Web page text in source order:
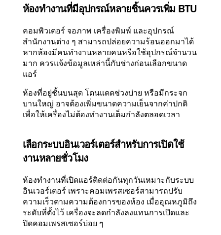
ห้องทำงานที่มีอุปกรณ์หลายชิ้นควรเพิ่ม BTU
คอมพิวเตอร์ จอภาพ เครื่องพิมพ์ และอุปกรณ์
สำนักงานต่าง ๆ สามารถปล่อยความร้อนออกมาได้
หากห้องมีคนทำงานหลายคนหรือใช้อุปกรณ์จำนวน
มาก ควรแจ้งข้อมูลเหล่านี้กับช่างก่อนเลือกขนาด
แอร์
ห้องที่อยู่ชั้นบนสุด โดนแดดช่วงบ่าย หรือมีกระจก
บานใหญ่ อาจต้องเพิ่มขนาดความเย็นจากค่าปกติ
เพื่อให้เครื่องไม่ต้องทำงานเต็มกำลังตลอดเวลา
เลือกระบบอินเวอร์เตอร์สำหรับการเปิดใช้
งานหลายชั่วโมง
ห้องทำงานที่เปิดแอร์ติดต่อกันทุกวันเหมาะกับระบบ
อินเวอร์เตอร์ เพราะคอมเพรสเซอร์สามารถปรับ
ความเร็วตามความต้องการของห้อง เมื่ออุณหภูมิถึง
ระดับที่ตั้งไว้ เครื่องจะลดกำลังลงแทนการเปิดและ
ปิดคอมเพรสเซอร์บ่อย ๆ